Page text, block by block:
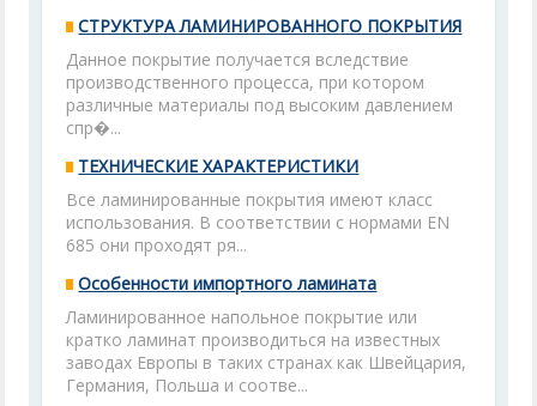
СТРУКТУРА ЛАМИНИРОВАННОГО ПОКРЫТИЯ
Данное покрытие получается вследствие
производственного процесса, при котором
различные материалы под высоким давлением
спр�...
ТЕХНИЧЕСКИЕ ХАРАКТЕРИСТИКИ
Все ламинированные покрытия имеют класс
использования. В соответствии с нормами ЕN
685 они проходят ря...
Особенности импортного ламината
Ламинированное напольное покрытие или
кратко ламинат производиться на известных
заводах Европы в таких странах как Швейцария,
Германия, Польша и соотве...